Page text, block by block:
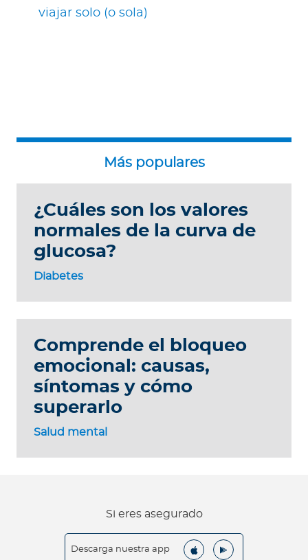
viajar solo (o sola)
Diabetes
¿Cuáles son los valores
normales de la curva de
glucosa?
Salud mental
Comprende el bloqueo
emocional: causas,
síntomas y cómo
superarlo
Si eres asegurado
Descarga nuestra app